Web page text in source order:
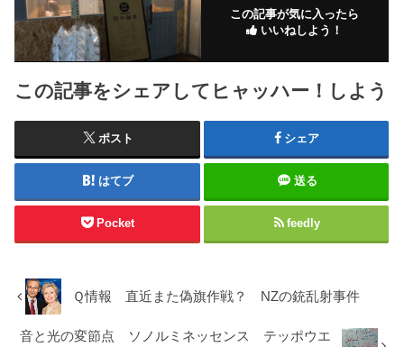
この記事が気に入ったら
いいねしよう！
この記事をシェアしてヒャッハー！しよう
ポスト シェア
はてブ 送る
Pocket feedly
Ｑ情報 直近また偽旗作戦？ NZの銃乱射事件
音と光の変節点 ソノルミネッセンス テッポウエ